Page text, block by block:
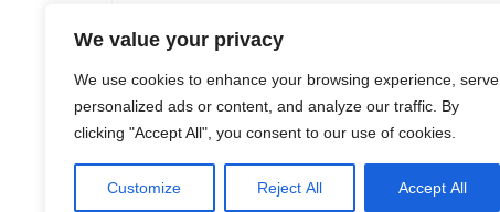
We value your privacy
We use cookies to enhance your browsing experience, serve
personalized ads or content, and analyze our traffic. By
clicking "Accept All", you consent to our use of cookies.
Customize Reject All Accept All
Presă pe…
1 2 … 18 Următor »